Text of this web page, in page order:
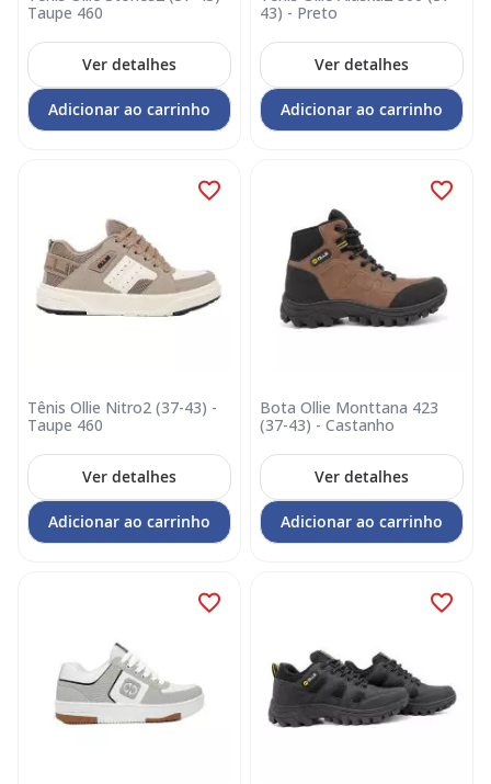
Taupe 460
Ver detalhes
Adicionar ao carrinho
43) - Preto
Ver detalhes
Adicionar ao carrinho
Tênis Ollie Nitro2 (37-43) -
Taupe 460
Ver detalhes
Adicionar ao carrinho
Bota Ollie Monttana 423
(37-43) - Castanho
Ver detalhes
Adicionar ao carrinho